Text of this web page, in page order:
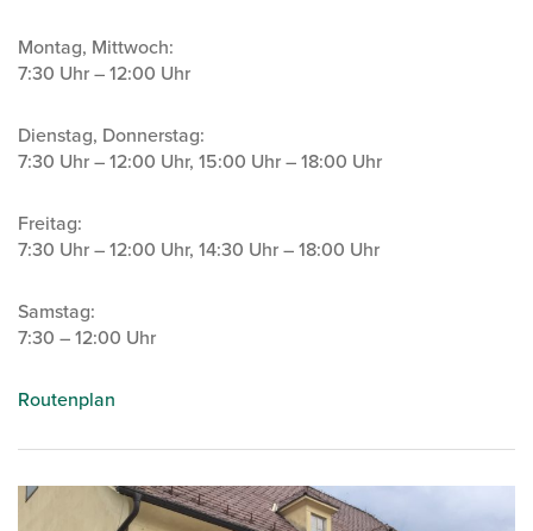
Montag, Mittwoch:
7:30 Uhr – 12:00 Uhr
Dienstag, Donnerstag:
7:30 Uhr – 12:00 Uhr, 15:00 Uhr – 18:00 Uhr
Freitag:
7:30 Uhr – 12:00 Uhr, 14:30 Uhr – 18:00 Uhr
Samstag:
7:30 – 12:00 Uhr
Routenplan